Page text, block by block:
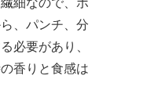
細なので、ポ
、パンチ、分
必要があり、
香りと食感は